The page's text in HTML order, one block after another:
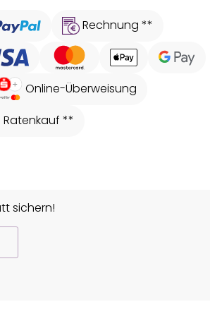
Rechnung **
Online-Überweisung
Ratenkauf **
sichern!